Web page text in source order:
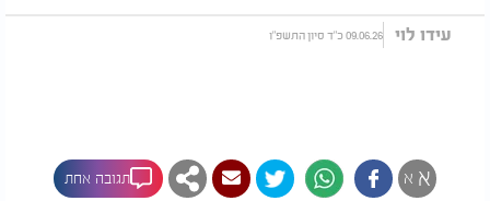
עידו לוי 09.06.26 כ"ד סיון התשפ"ו
א א תגובה אחת